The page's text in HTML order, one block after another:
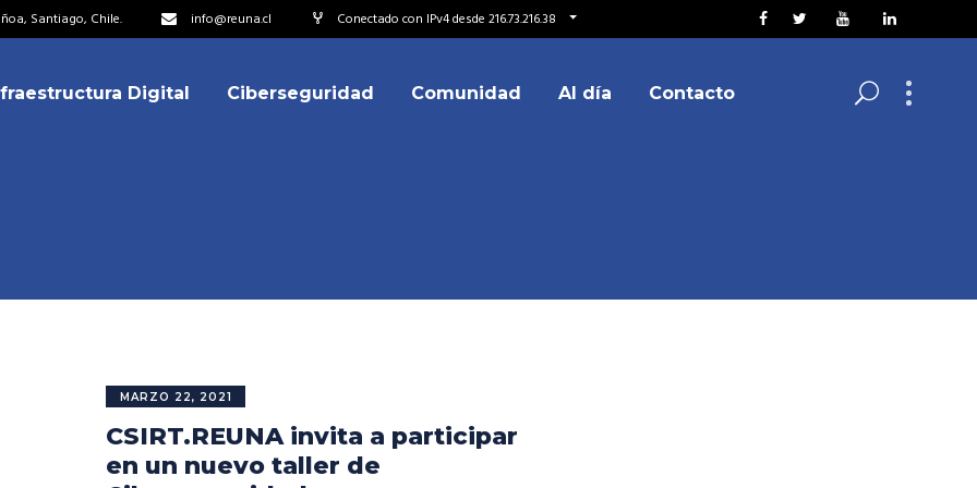
Santiago, Chile. info@reuna.cl Conectado con IPv4 desde 216.73.216.38
de Colaboración
Digital Ciberseguridad Comunidad Al día Contacto
integrarse a REUNAMARZO 22, 2021
CSIRT.REUNA invita a participar
en un nuevo taller de